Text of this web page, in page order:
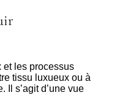
et les processus
tissu luxueux ou à
Il s’agit d’une vue